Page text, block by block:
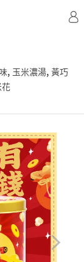
, 玉米濃湯, 黃巧